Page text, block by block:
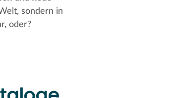
sondern in
oder?